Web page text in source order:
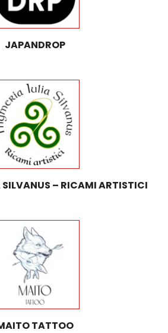
JAPANDROP
– RICAMI ARTISTICI
TATTOO